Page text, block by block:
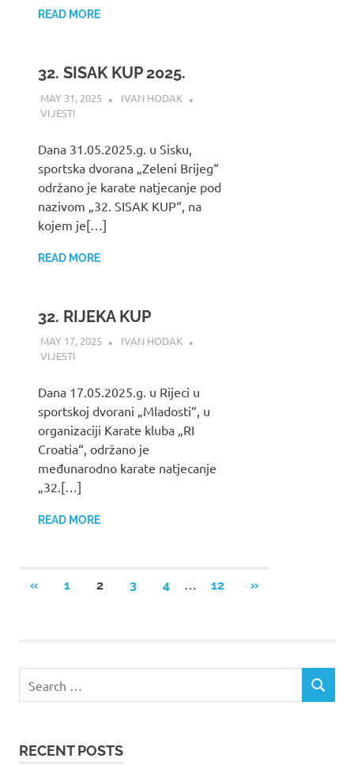
READ MORE
32. SISAK KUP 2025.
MAY 31, 2025
IVAN HODAK
VIJESTI
Dana 31.05.2025.g. u Sisku,
sportska dvorana „Zeleni Brijeg“
održano je karate natjecanje pod
nazivom „32. SISAK KUP“, na
kojem je[…]
READ MORE
32. RIJEKA KUP
MAY 17, 2025
IVAN HODAK
VIJESTI
Dana 17.05.2025.g. u Rijeci u
sportskoj dvorani „Mladosti“, u
organizaciji Karate kluba „RI
Croatia“, održano je
međunarodno karate natjecanje
„32.[…]
READ MORE
Posts
«PREVIOUS
1 2 3 4 … 12
NEXT
»
for:
SEARCH
RECENT POSTS